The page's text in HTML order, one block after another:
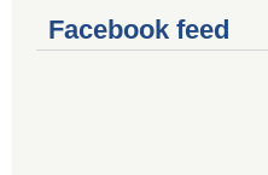
Facebook feed